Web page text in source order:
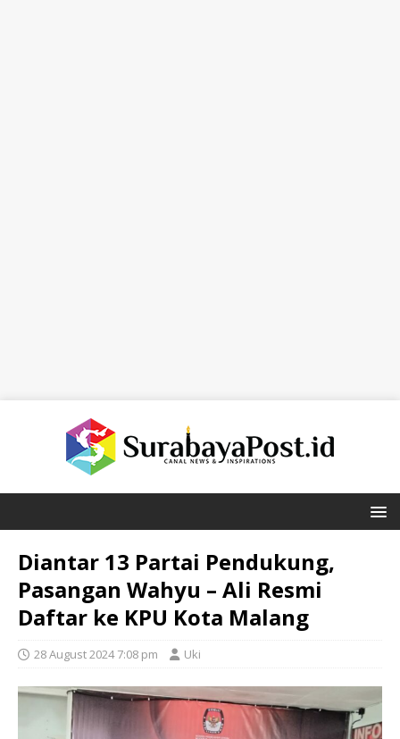
Diantar 13 Partai Pendukung,
Pasangan Wahyu – Ali Resmi
Daftar ke KPU Kota Malang
28 August 2024 7:08 pm Uki